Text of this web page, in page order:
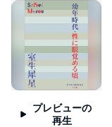
プレビューの
再生